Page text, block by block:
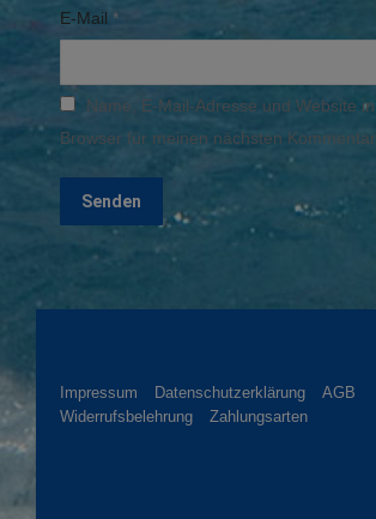
E-Mail *
Name, E-Mail-Adresse und Website
Browser für meinen nächsten
Impressum Datenschutzerklärung
AGB
Widerrufsbelehrung
Zahlungsarten